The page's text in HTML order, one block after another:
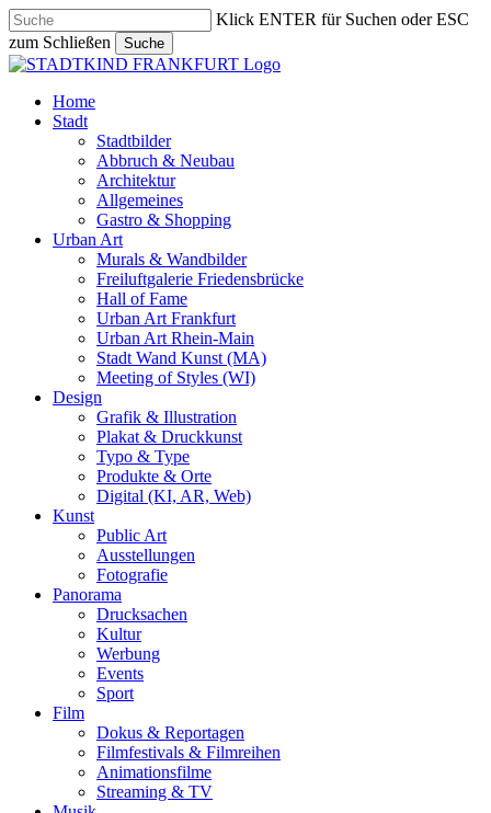
Skip
to
main
content
Klick ENTER für Suchen oder ESC
zum Schließen
Suche
Close
search
Menu
Home
Stadt
Stadtbilder
Abbruch & Neubau
Architektur
Allgemeines
Gastro & Shopping
Urban Art
Murals & Wandbilder
Freiluftgalerie Friedensbrücke
Hall of Fame
Urban Art Frankfurt
Urban Art Rhein-Main
Stadt Wand Kunst (MA)
Meeting of Styles (WI)
Design
Grafik & Illustration
Plakat & Druckkunst
Typo & Type
Produkte & Orte
Digital (KI, AR, Web)
Kunst
Public Art
Ausstellungen
Fotografie
Panorama
Drucksachen
Kultur
Werbung
Events
Sport
Film
Dokus & Reportagen
Filmfestivals & Filmreihen
Animationsfilme
Streaming & TV